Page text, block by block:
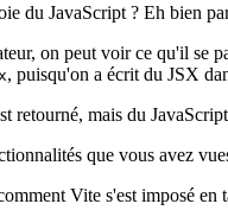
du JavaScript ? Eh bien
on peut voir ce qu'il se
, puisqu'on a écrit du JSX
mais du
que vous avez
Vite s'est imposé